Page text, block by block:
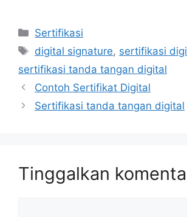
Kategori
Sertifikasi
Tag
digital signature, sertifikasi
sertifikasi tanda tangan digital
Contoh Sertifikat Digital
Sertifikasi tanda tangan digital
Tinggalkan